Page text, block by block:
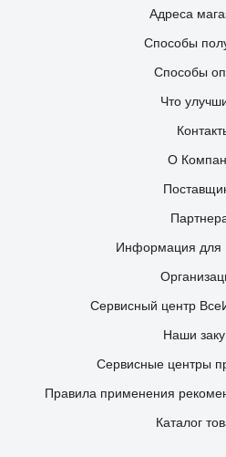
Адреса
Способы
Способы
Что
О
Информация для
Сервисный центр
Наши
Сервисные центры
Правила применения
Каталог